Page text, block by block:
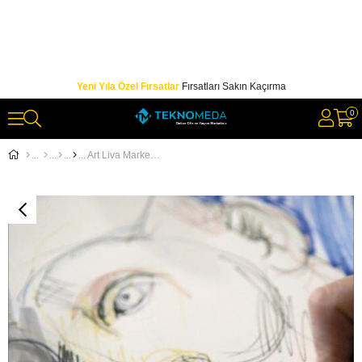
Yeni Yıla Özel FırsatlarFırsatları Sakın Kaçırma
0
Art Liva Marker Ve Çizim Kağıdı 25x35 190gr 100 Yaprak